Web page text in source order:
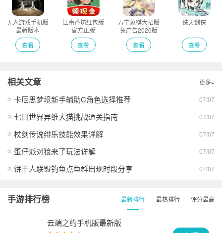
无人游戏手机版
最新版本
查看
江南香坊红包版
官方正版
查看
万宁象棋大招版
免广告2026版
查看
诛天剑侠
查看
相关文章 更多+
卡厄思梦境新手辅助C角色选择推荐 07/07
七日世界异维大猫挑战通关指南 07/07
杖剑传说绯乐技能效果详解 07/07
蛋仔派对狼来了玩法详解 07/07
饼干人联盟钓鱼点鱼群出现时段分享 07/07
手游排行榜 最新排行 最热排行 评分最高
云端之约手机版最新版